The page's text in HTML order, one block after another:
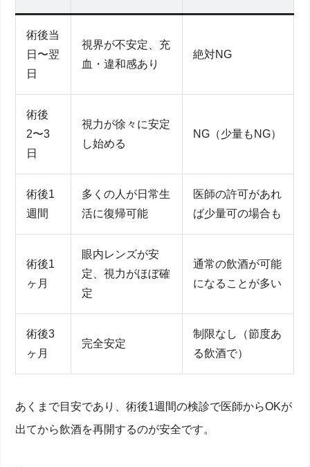
術後当
日〜翌
日
視界が不安定、充
血・違和感あり
絶対NG
術後
2〜3
日
視力が徐々に安定
し始める
NG（少量もNG）
術後1
週間
多くの人が日常生
活に復帰可能
医師の許可があれ
ば少量可の場合も
術後1
ヶ月
眼内レンズが安
定、視力がほぼ確
定
通常の飲酒が可能
になることが多い
術後3
ヶ月
完全安定
制限なし（節度あ
る飲酒で）
あくまで目安であり、術後1週間の検診で医師からOKが
出てから飲酒を再開するのが安全です。